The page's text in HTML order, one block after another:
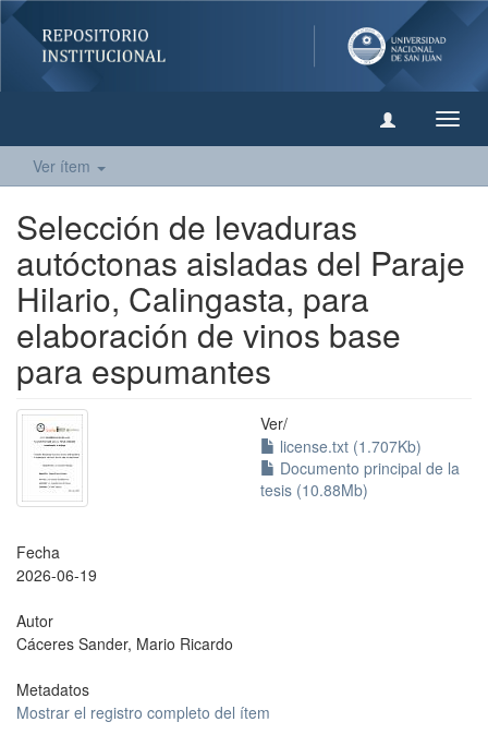
Ver ítem
Selección de levaduras
autóctonas aisladas del Paraje
Hilario, Calingasta, para
elaboración de vinos base
para espumantes
Ver/
license.txt (1.707Kb)
Documento principal de la
tesis (10.88Mb)
Fecha
2026-06-19
Autor
Cáceres Sander, Mario Ricardo
Metadatos
Mostrar el registro completo del ítem